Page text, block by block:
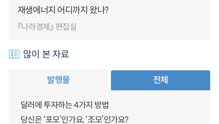
재생에너지 어디까지 왔나?
『나라경제』 편집실
많이 본 자료
발행물 전체
달러에 투자하는 4가지 방법
당신은 ‘포모’인가요, ‘조모’인가요?